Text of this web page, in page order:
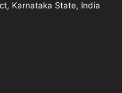
Karnataka State, India